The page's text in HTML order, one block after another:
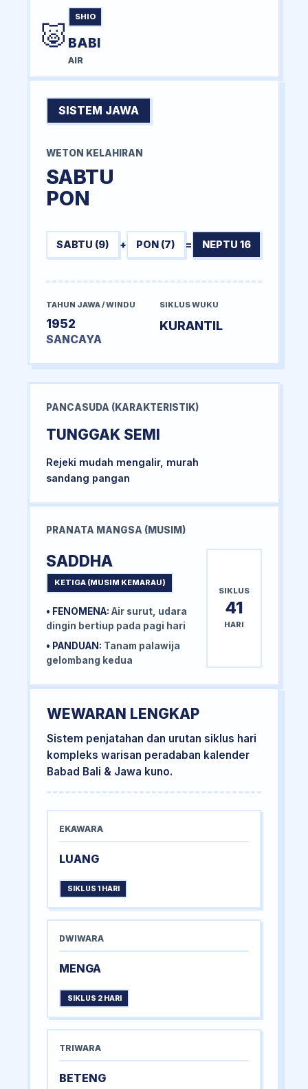
🐷
SHIO
BABI
AIR
SISTEM JAWA
WETON KELAHIRAN
SABTU
PON
SABTU (9) + PON (7) = NEPTU 16
TAHUN JAWA / WINDU
1952
SANCAYA
SIKLUS WUKU
KURANTIL
PANCASUDA (KARAKTERISTIK)
TUNGGAK SEMI
Rejeki mudah mengalir, murah
sandang pangan
PRANATA MANGSA (MUSIM)
SADDHA
KETIGA (MUSIM KEMARAU)
• FENOMENA: Air surut, udara
dingin bertiup pada pagi hari
• PANDUAN: Tanam palawija
gelombang kedua
SIKLUS
41
HARI
WEWARAN LENGKAP
Sistem penjatahan dan urutan siklus hari
kompleks warisan peradaban kalender
Babad Bali & Jawa kuno.
EKAWARA
LUANG
SIKLUS 1 HARI
DWIWARA
MENGA
SIKLUS 2 HARI
TRIWARA
BETENG